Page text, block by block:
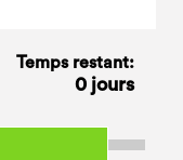
Temps restant:
0 jours